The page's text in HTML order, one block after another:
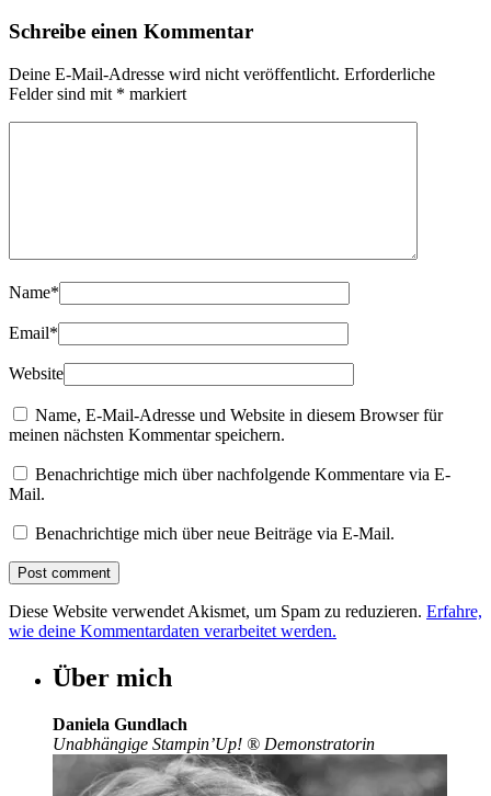
Schreibe einen Kommentar
Deine E-Mail-Adresse wird nicht veröffentlicht. Erforderliche
Felder sind mit * markiert
Name*
Email*
Website
Name, E-Mail-Adresse und Website in diesem Browser für
meinen nächsten Kommentar speichern.
Benachrichtige mich über nachfolgende Kommentare via E-
Mail.
Benachrichtige mich über neue Beiträge via E-Mail.
Diese Website verwendet Akismet, um Spam zu reduzieren. Erfahre,
wie deine Kommentardaten verarbeitet werden.
Über mich
Daniela Gundlach
Unabhängige Stampin’Up! ® Demonstratorin